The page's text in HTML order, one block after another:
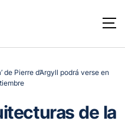
de Pierre d’Argyll podrá verse en
de la